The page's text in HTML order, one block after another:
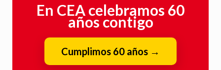
En CEA celebramos 60
años contigo
Cumplimos 60 años →